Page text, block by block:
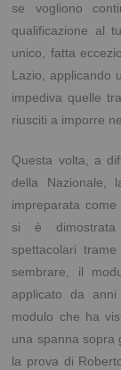
se vogliono
qualificazione al
unico, fatta
Lazio , applicando
impediva quelle
riusciti a imporre
Questa volta, a
della Nazionale,
impreparata
si è dimostrata
spettacolari
sembrare, il
applicato da
modulo che ha
una spanna sopra
la prova di